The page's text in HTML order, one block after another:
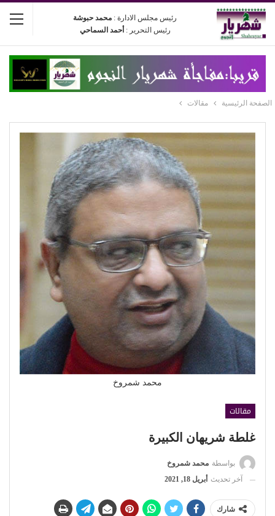
رئيس مجلس الادارة : محمد حبوشة
رئيس التحرير : أحمد السماحي
الصفحة الرئيسية مقالات
محمد شمروخ
مقالات
غلطة شريهان الكبيرة
بواسطة محمد شمروخ
آخر تحديث
أبريل 18, 2021
شارك